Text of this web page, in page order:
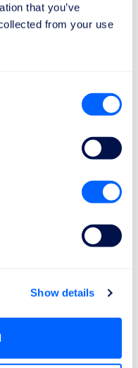
that you’ve
from your use
Show details
l’importo del tuo
per il tuo caso.